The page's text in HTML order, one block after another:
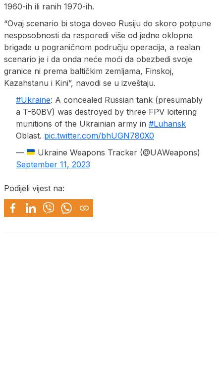
1960-ih ili ranih 1970-ih.
“Ovaj scenario bi stoga doveo Rusiju do skoro potpune
nesposobnosti da rasporedi više od jedne oklopne
brigade u pograničnom području operacija, a realan
scenario je i da onda neće moći da obezbedi svoje
granice ni prema baltičkim zemljama, Finskoj,
Kazahstanu i Kini”, navodi se u izveštaju.
#Ukraine: A concealed Russian tank (presumably
a T-80BV) was destroyed by three FPV loitering
munitions of the Ukrainian army in #Luhansk
Oblast. pic.twitter.com/bhUGN780X0
—
Ukraine Weapons Tracker (@UAWeapons)
September 11, 2023
Podijeli vijest na: